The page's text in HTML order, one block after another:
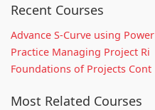
Recent Courses
Advance S-Curve using Power
Practice Managing Project Ri
Foundations of Projects Cont
Most Related Courses